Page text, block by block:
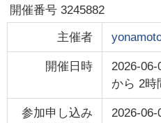
開催番号3245882
主催者
開催日時
2026-
から 2時
参加申し込み
2026-